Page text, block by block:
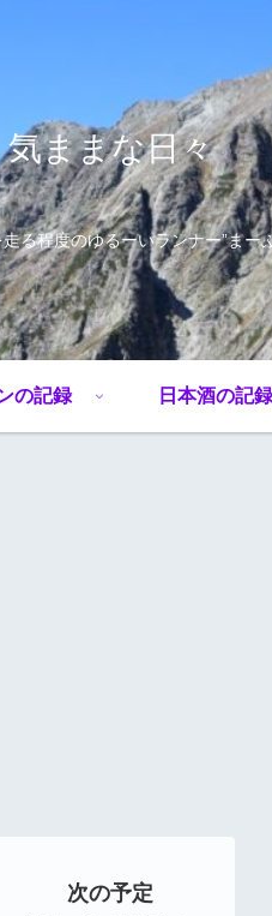
気ままな日々
る程度のゆるーいランナー”まー
の記録 日本酒の記録
次の予定